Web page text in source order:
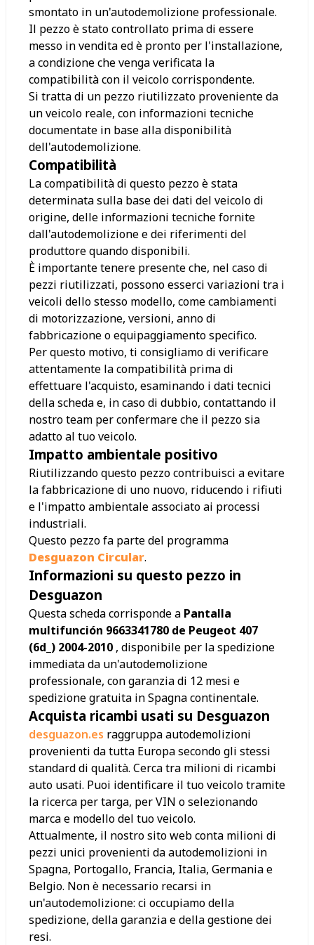
smontato in un'autodemolizione professionale.
Il pezzo è stato controllato prima di essere
messo in vendita ed è pronto per l'installazione,
a condizione che venga verificata la
compatibilità con il veicolo corrispondente.
Si tratta di un pezzo riutilizzato proveniente da
un veicolo reale, con informazioni tecniche
documentate in base alla disponibilità
dell'autodemolizione.
Compatibilità
La compatibilità di questo pezzo è stata
determinata sulla base dei dati del veicolo di
origine, delle informazioni tecniche fornite
dall'autodemolizione e dei riferimenti del
produttore quando disponibili.
È importante tenere presente che, nel caso di
pezzi riutilizzati, possono esserci variazioni tra i
veicoli dello stesso modello, come cambiamenti
di motorizzazione, versioni, anno di
fabbricazione o equipaggiamento specifico.
Per questo motivo, ti consigliamo di verificare
attentamente la compatibilità prima di
effettuare l'acquisto, esaminando i dati tecnici
della scheda e, in caso di dubbio, contattando il
nostro team per confermare che il pezzo sia
adatto al tuo veicolo.
Impatto ambientale positivo
Riutilizzando questo pezzo contribuisci a evitare
la fabbricazione di uno nuovo, riducendo i rifiuti
e l'impatto ambientale associato ai processi
industriali.
Questo pezzo fa parte del programma
Desguazon Circular.
Informazioni su questo pezzo in
Desguazon
Questa scheda corrisponde a Pantalla
multifunción 9663341780 de Peugeot 407
(6d_) 2004-2010 , disponibile per la spedizione
immediata da un'autodemolizione
professionale, con garanzia di 12 mesi e
spedizione gratuita in Spagna continentale.
Acquista ricambi usati su Desguazon
desguazon.es raggruppa autodemolizioni
provenienti da tutta Europa secondo gli stessi
standard di qualità. Cerca tra milioni di ricambi
auto usati. Puoi identificare il tuo veicolo tramite
la ricerca per targa, per VIN o selezionando
marca e modello del tuo veicolo.
Attualmente, il nostro sito web conta milioni di
pezzi unici provenienti da autodemolizioni in
Spagna, Portogallo, Francia, Italia, Germania e
Belgio. Non è necessario recarsi in
un'autodemolizione: ci occupiamo della
spedizione, della garanzia e della gestione dei
resi.